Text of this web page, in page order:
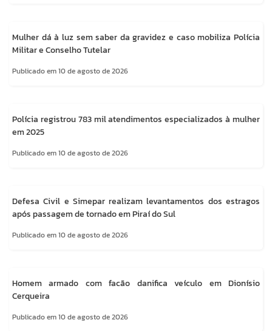
Mulher dá à luz sem saber da gravidez e caso mobiliza Polícia
Militar e Conselho Tutelar
Publicado em 10 de agosto de 2026
Polícia registrou 783 mil atendimentos especializados à mulher
em 2025
Publicado em 10 de agosto de 2026
Defesa Civil e Simepar realizam levantamentos dos estragos
após passagem de tornado em Piraí do Sul
Publicado em 10 de agosto de 2026
Homem armado com facão danifica veículo em Dionísio
Cerqueira
Publicado em 10 de agosto de 2026